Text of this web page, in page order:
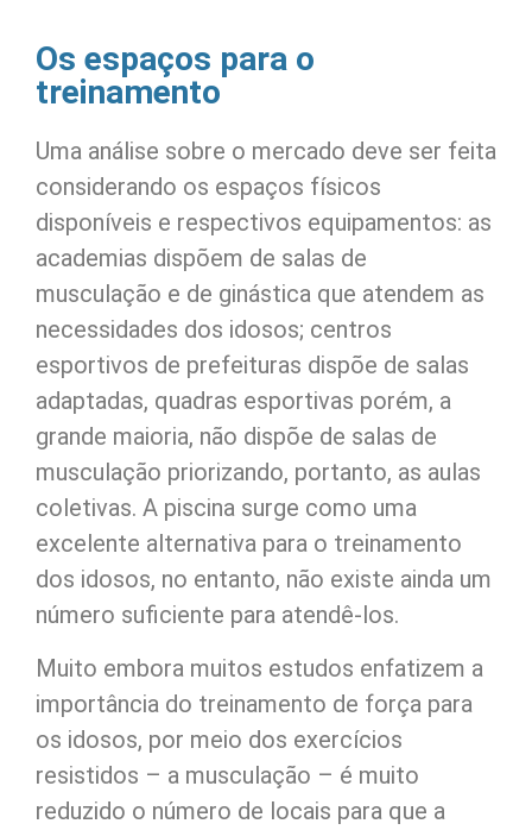
Os espaços para o
treinamento
Uma análise sobre o mercado deve ser feita
considerando os espaços físicos
disponíveis e respectivos equipamentos: as
academias dispõem de salas de
musculação e de ginástica que atendem as
necessidades dos idosos; centros
esportivos de prefeituras dispõe de salas
adaptadas, quadras esportivas porém, a
grande maioria, não dispõe de salas de
musculação priorizando, portanto, as aulas
coletivas. A piscina surge como uma
excelente alternativa para o treinamento
dos idosos, no entanto, não existe ainda um
número suficiente para atendê-los.
Muito embora muitos estudos enfatizem a
importância do treinamento de força para
os idosos, por meio dos exercícios
resistidos – a musculação – é muito
reduzido o número de locais para que a